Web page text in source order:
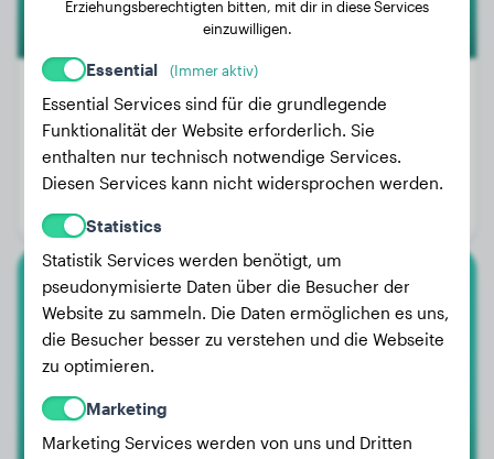
Gewicht:
Alter:
4 Jahre, 7 Monate
Geschlecht:
Malinois
Cara
Erziehungsberechtigten bitten, mit dir in diese Services
einzuwilligen.
Essential (Immer aktiv)
Essential Services sind für die grundlegende
Funktionalität der Website erforderlich. Sie
enthalten nur technisch notwendige Services.
Diesen Services kann nicht widersprochen werden.
Statistics
Statistik Services werden benötigt, um
pseudonymisierte Daten über die Besucher der
Website zu sammeln. Die Daten ermöglichen es uns,
die Besucher besser zu verstehen und die Webseite
zu optimieren.
Marketing
Marketing Services werden von uns und Dritten